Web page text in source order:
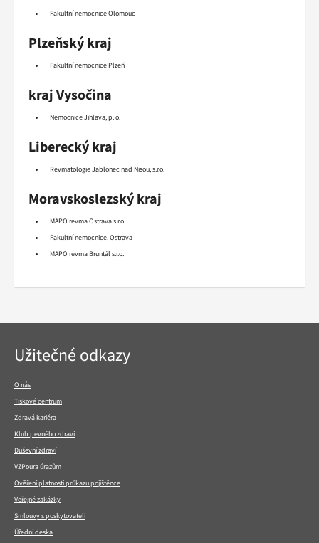
Fakultní nemocnice Olomouc
Plzeňský kraj
Fakultní nemocnice Plzeň
kraj Vysočina
Nemocnice Jihlava, p. o.
Liberecký kraj
Revmatologie Jablonec nad Nisou, s.r.o.
Moravskoslezský kraj
MAPO revma Ostrava s.r.o.
Fakultní nemocnice, Ostrava
MAPO revma Bruntál s.r.o.
Navigace
v
Užitečné odkazy
O nás
Tiskové centrum
Zdravá kariéra
Klub pevného zdraví
Duševní zdraví
VZPoura úrazům
Ověření platnosti průkazu pojištěnce
Veřejné zakázky
Smlouvy s poskytovateli
Úřední deska